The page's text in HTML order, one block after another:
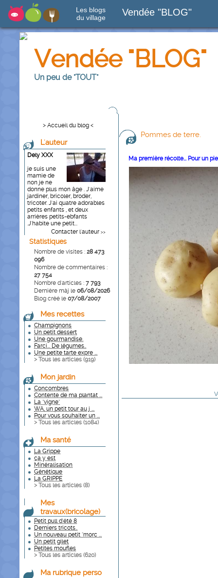
Les blogs
du village
Vendée "BLOG"
Vendée "BLOG"
Un peu de "TOUT"
> Accueil du blog <
L'auteur
Dely XXX
je suis une
mamie de
non je ne
donne plus mon âge . J'aime
jardiner, bricoler, broder,
tricoter. J'ai quatre adorables
petits enfants , et deux
arrières petits-ebfants
.J'habite une petit...
Contacter l'auteur >>
Statistiques
Nombre de visites : 28 473
096
Nombre de commentaires :
27 754
Nombre d'articles : 7 793
Dernière màj le 06/08/2026
Blog créé le 07/08/2007
Mes recettes
Champignons
Un petit dessert
Une gourmandise.
Farci... De légumes..
Une petite tarte expre ...
> Tous les articles (919)
Mon jardin
Concombres
Contente de ma plantat ...
La "vigne"
WA, un petit tour au j ...
Pour vous souhaiter un ...
> Tous les articles (1084)
Ma santé
La Grippe
ça y est
Minéralisation
Génétique
La GRIPPE
> Tous les articles (8)
Mes
travaux(bricolage)
Petit pull d'été 8
Derniers tricots..
Un nouveau petit "morc ...
Un petit gilet
Petites moufles
> Tous les articles (620)
Ma rubrique perso
Pommes de terre.
Ma première récolte... Pour un